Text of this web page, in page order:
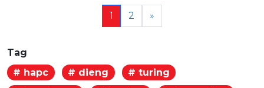
1 2 »
Tag
# hapc
# dieng
# turing